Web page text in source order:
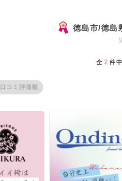
徳島市/徳島
全 2 件
口コミ評価順